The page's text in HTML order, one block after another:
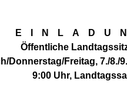
Öffentliche
Donnerstag/Freitag, 7./8./
9:00 Uhr,